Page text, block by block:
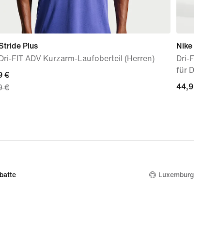
Plus
FIT ADV Kurzarm-Laufoberteil (Herren)
€
€
€
Nike One
Dri-FIT 2-
für Damen
44,99 €
44,99 €
Luxemburg